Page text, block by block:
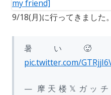
o
k
o
d
o
y
L
i
a
i
l
有
9/18(月)に行ってきました。
暑い🥵
pic.twitter.com/
— 摩天楼𝕏ガッチ